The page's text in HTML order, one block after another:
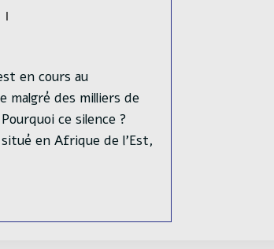
en cours au
des milliers de
ce silence ?
en Afrique de l'Est,